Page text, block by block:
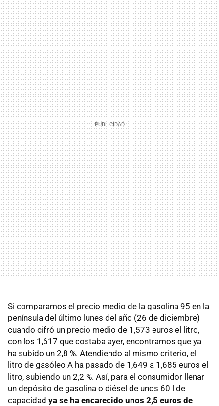
Si comparamos el precio medio de la gasolina 95 en la
península del último lunes del año (26 de diciembre)
cuando cifró un precio medio de 1,573 euros el litro,
con los 1,617 que costaba ayer, encontramos que ya
ha subido un 2,8 %. Atendiendo al mismo criterio, el
litro de gasóleo A ha pasado de 1,649 a 1,685 euros el
litro, subiendo un 2,2 %. Así, para el consumidor llenar
un depósito de gasolina o diésel de unos 60 l de
capacidad ya se ha encarecido unos 2,5 euros de